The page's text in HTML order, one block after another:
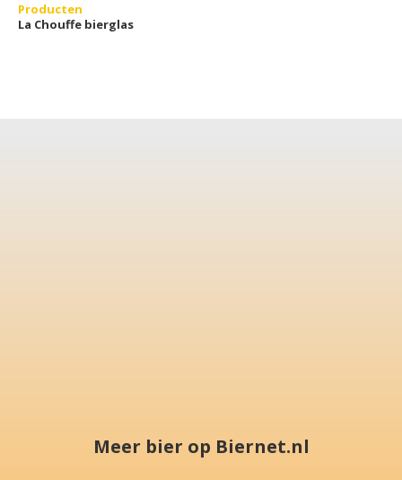
Producten
La Chouffe bierglas
Meer bier op Biernet.nl